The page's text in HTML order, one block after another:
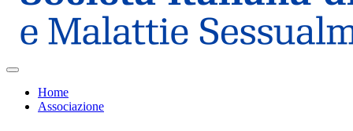
Home
Associazione